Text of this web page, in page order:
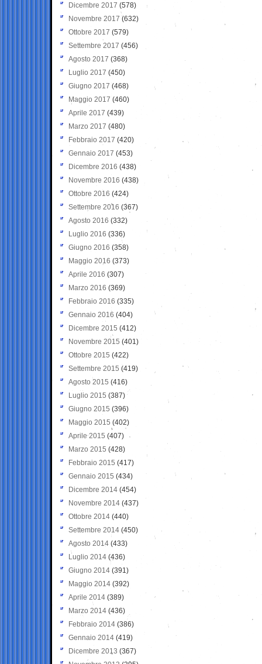
Dicembre 2017 (578)
Novembre 2017 (632)
Ottobre 2017 (579)
Settembre 2017 (456)
Agosto 2017 (368)
Luglio 2017 (450)
Giugno 2017 (468)
Maggio 2017 (460)
Aprile 2017 (439)
Marzo 2017 (480)
Febbraio 2017 (420)
Gennaio 2017 (453)
Dicembre 2016 (438)
Novembre 2016 (438)
Ottobre 2016 (424)
Settembre 2016 (367)
Agosto 2016 (332)
Luglio 2016 (336)
Giugno 2016 (358)
Maggio 2016 (373)
Aprile 2016 (307)
Marzo 2016 (369)
Febbraio 2016 (335)
Gennaio 2016 (404)
Dicembre 2015 (412)
Novembre 2015 (401)
Ottobre 2015 (422)
Settembre 2015 (419)
Agosto 2015 (416)
Luglio 2015 (387)
Giugno 2015 (396)
Maggio 2015 (402)
Aprile 2015 (407)
Marzo 2015 (428)
Febbraio 2015 (417)
Gennaio 2015 (434)
Dicembre 2014 (454)
Novembre 2014 (437)
Ottobre 2014 (440)
Settembre 2014 (450)
Agosto 2014 (433)
Luglio 2014 (436)
Giugno 2014 (391)
Maggio 2014 (392)
Aprile 2014 (389)
Marzo 2014 (436)
Febbraio 2014 (386)
Gennaio 2014 (419)
Dicembre 2013 (367)